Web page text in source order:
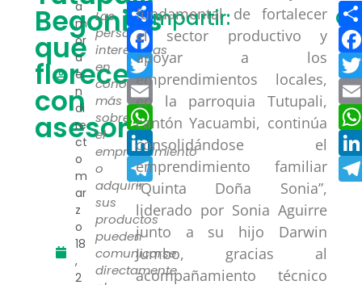
Begonias
que
florecen
con
asesoría
a
m
or
a
e
n
di
re
ct
o
m
ar
z
o
18
,
2
Las
personas
interesadas
en
conocer
más
sobre
el
emprendimiento
o
adquirir
sus
productos
pueden
comunicarse
directamente
Compartir:
Compartir
Facebook
Twitter
Email
WhatsApp
LinkedIn
Telegram
fundamental de fortalecer
el sector productivo y
apoyar a los
emprendimientos locales,
en la parroquia Tutupali,
cantón Yacuambi, continúa
consolidándose el
emprendimiento familiar
“Quinta Doña Sonia”,
liderado por Sonia Aguirre
junto a su hijo Darwin
Jumbo, gracias al
acompañamiento técnico